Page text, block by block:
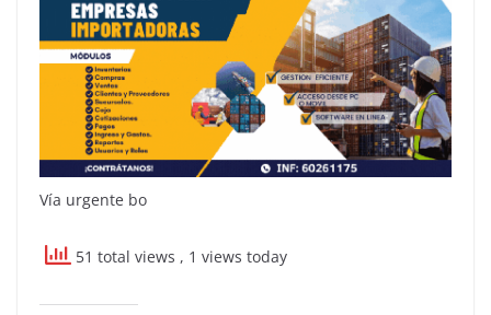
Vía urgente bo
51 total views , 1 views today